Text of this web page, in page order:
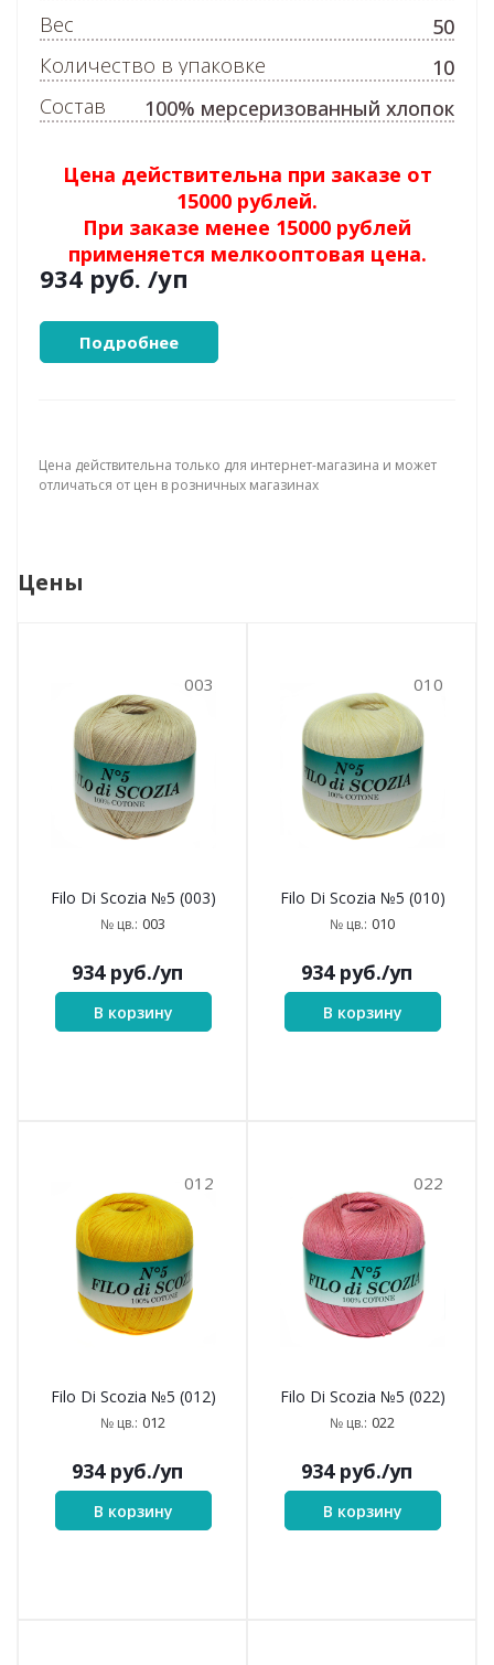
Цена действительна при заказе от
15000 рублей.
При заказе менее 15000 рублей
применяется мелкооптовая цена.
934 руб. /уп
Подробнее
Вес
50
Количество в упаковке
10
Состав
100% мерсеризованный хлопок
Цена действительна только для интернет-магазина и может
отличаться от цен в розничных магазинах
Цены
003
Filo Di Scozia №5 (003)
№ цв.: 003
934руб./уп
В корзину
010
Filo Di Scozia №5 (010)
№ цв.: 010
934руб./уп
В корзину
012
Filo Di Scozia №5 (012)
№ цв.: 012
934руб./уп
В корзину
022
Filo Di Scozia №5 (022)
№ цв.: 022
934руб./уп
В корзину